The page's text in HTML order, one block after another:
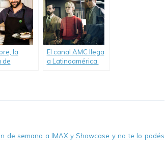
Brown.
la
de
El canal AMC llega
a Latinoamérica.
de semana a IMAX y Showcase y no te lo podés